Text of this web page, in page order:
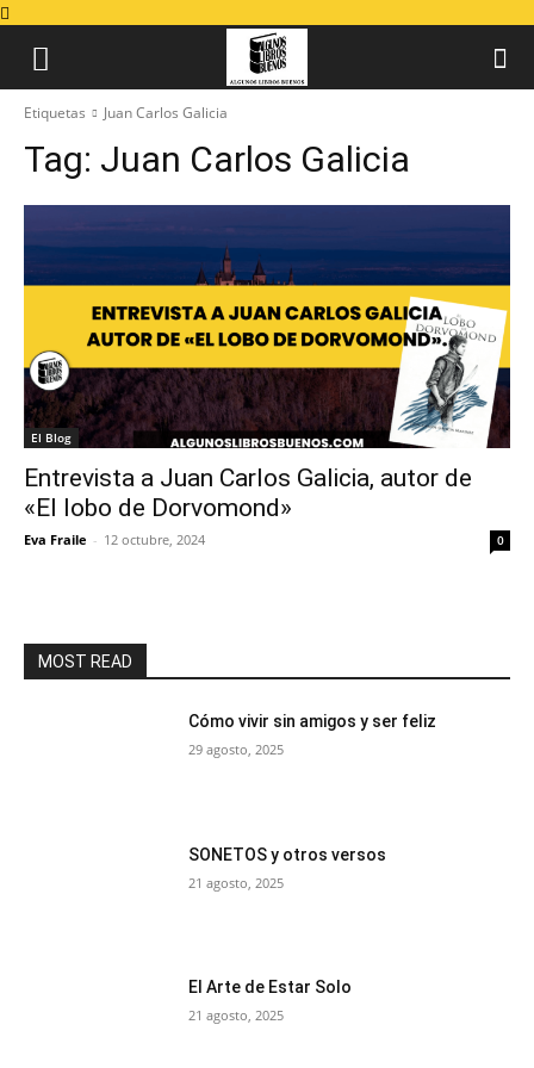
Etiquetas Juan Carlos Galicia
Tag: Juan Carlos Galicia
El Blog
Entrevista a Juan Carlos Galicia, autor de
«El lobo de Dorvomond»
Eva Fraile - 12 octubre, 2024 0
MOST READ
Cómo vivir sin amigos y ser feliz
29 agosto, 2025
SONETOS y otros versos
21 agosto, 2025
El Arte de Estar Solo
21 agosto, 2025